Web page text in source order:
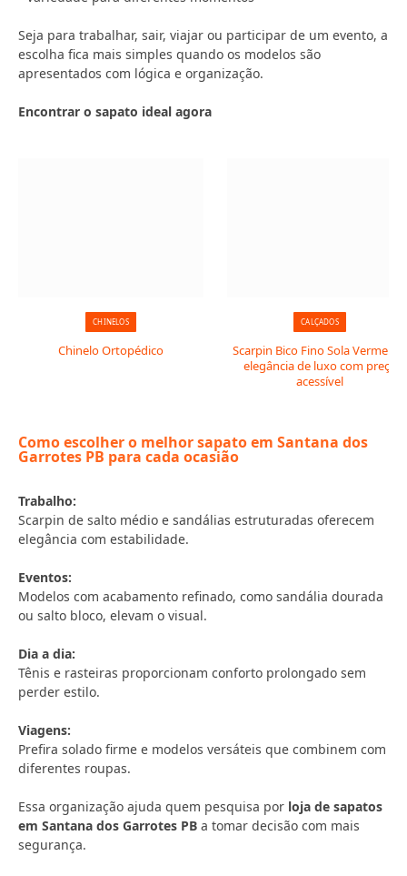
Seja para trabalhar, sair, viajar ou participar de um evento, a
escolha fica mais simples quando os modelos são
apresentados com lógica e organização.
Encontrar o sapato ideal agora
CHINELOS
Chinelo Ortopédico
CALÇADOS
Scarpin Bico Fino Sola Vermelha:
elegância de luxo com preço
acessível
Como escolher o melhor sapato em Santana dos
Garrotes PB para cada ocasião
Trabalho:
Scarpin de salto médio e sandálias estruturadas oferecem
elegância com estabilidade.
Eventos:
Modelos com acabamento refinado, como sandália dourada
ou salto bloco, elevam o visual.
Dia a dia:
Tênis e rasteiras proporcionam conforto prolongado sem
perder estilo.
Viagens:
Prefira solado firme e modelos versáteis que combinem com
diferentes roupas.
Essa organização ajuda quem pesquisa por loja de sapatos
em Santana dos Garrotes PB a tomar decisão com mais
segurança.